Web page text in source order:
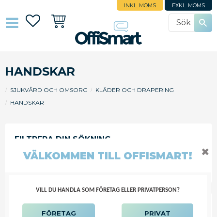
INKL. MOMS EXKL. MOMS
FavoriterKundvagn
HANDSKAR
SJUKVÅRD OCH OMSORG
KLÄDER OCH DRAPERING
HANDSKAR
FILTRERA SORTERA
TEGERA FRACKHANDSKE UTAN
VÄLKOMMEN TILL OFFISMART!
VILL DU HANDLA SOM FÖRETAG ELLER PRIVATPERSON?
FÖRETAG PRIVAT
✖